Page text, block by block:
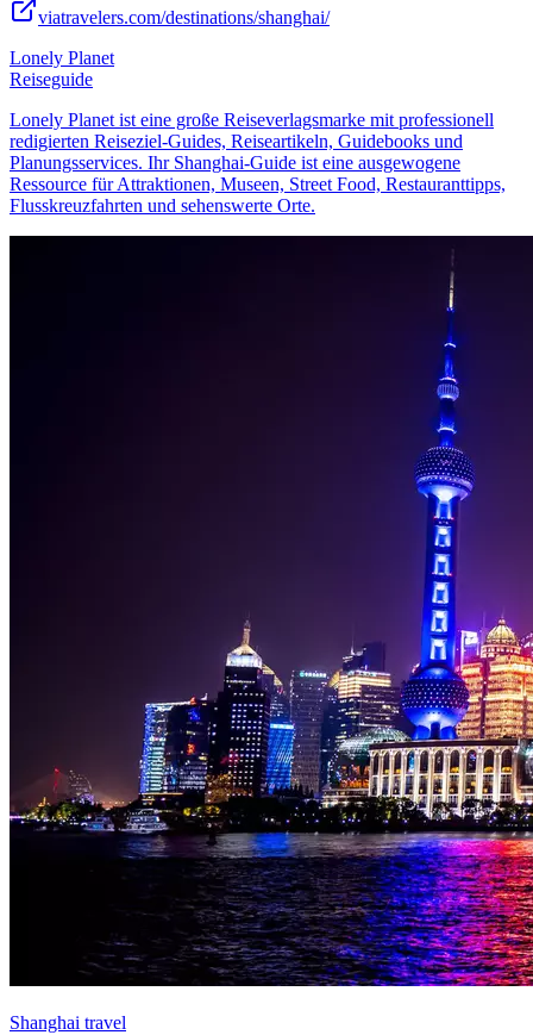
viatravelers.com/destinations/shanghai/
Lonely Planet
Reiseguide
Lonely Planet ist eine große Reiseverlagsmarke mit professionell
redigierten Reiseziel-Guides, Reiseartikeln, Guidebooks und
Planungsservices. Ihr Shanghai-Guide ist eine ausgewogene
Ressource für Attraktionen, Museen, Street Food, Restauranttipps,
Flusskreuzfahrten und sehenswerte Orte.
Shanghai travel